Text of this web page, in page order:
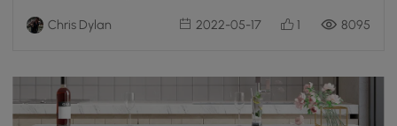
Chris Dylan 2022-05-17 1 8095